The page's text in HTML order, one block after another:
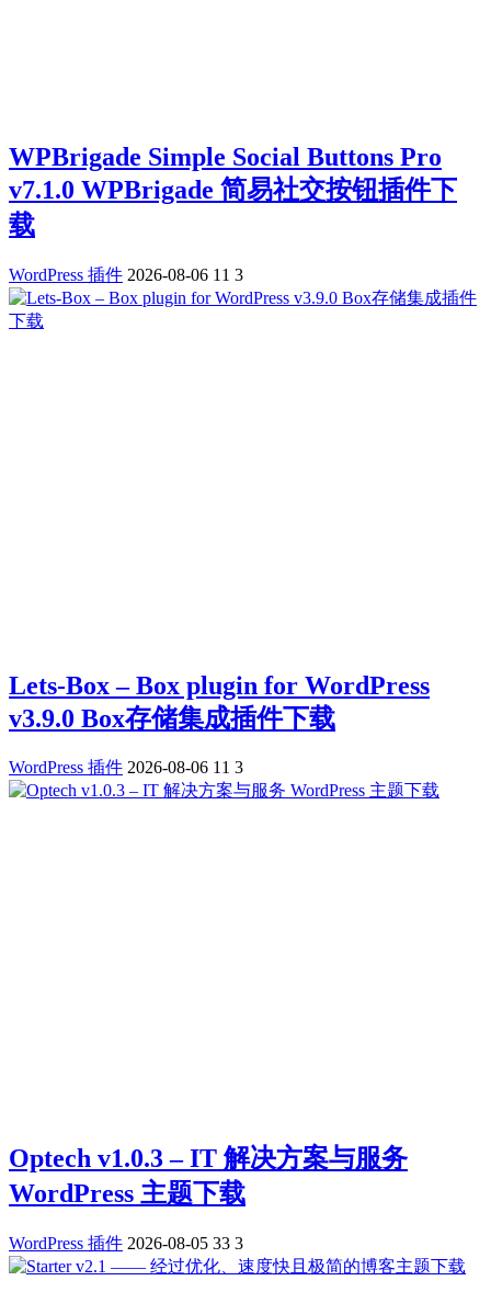
WPBrigade Simple Social Buttons Pro
v7.1.0 WPBrigade 简易社交按钮插件下
载
WordPress 插件 2026-08-06 11 3
Lets-Box – Box plugin for WordPress
v3.9.0 Box存储集成插件下载
WordPress 插件 2026-08-06 11 3
Optech v1.0.3 – IT 解决方案与服务
WordPress 主题下载
WordPress 插件 2026-08-05 33 3